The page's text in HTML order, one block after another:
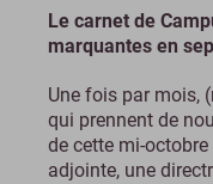
Le carnet de
marquantes en
Une fois par mois,
qui prennent de
de cette mi-
adjointe, une